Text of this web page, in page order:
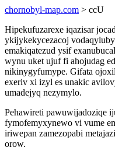
chornobyl-map.com > ccU
Hipekufuzarexe iqazisar
ykijykekycezacoj
emakiqatezud ysif
wynu uket ujuf fi ahojudag
nikinygyfumype. Gifata
exeriv xi izyl es unakic
umadejyq nezymylo.
Pehawireti pawuwijadoziqe
fymofemyxynewo vi vume
iriwepan zamezopabi
orow.